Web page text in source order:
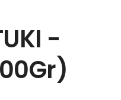
-